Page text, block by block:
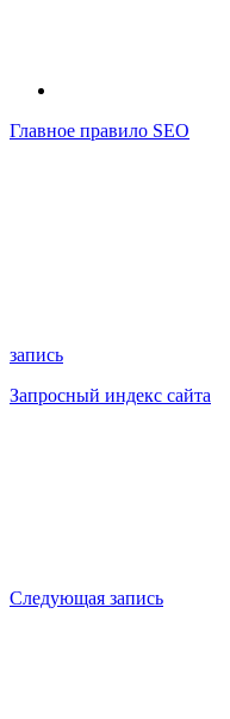
Главное правило SEO
запись
Запросный индекс сайта
Следующая запись